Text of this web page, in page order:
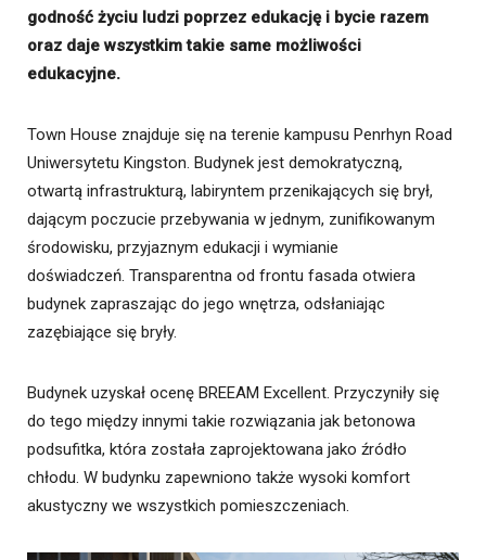
godność życiu ludzi poprzez edukację i bycie razem
oraz daje wszystkim takie same możliwości
edukacyjne.
Town House znajduje się na terenie kampusu Penrhyn Road
Uniwersytetu Kingston. Budynek jest demokratyczną,
otwartą infrastrukturą, labiryntem przenikających się brył,
dającym poczucie przebywania w jednym, zunifikowanym
środowisku, przyjaznym edukacji i wymianie
doświadczeń. Transparentna od frontu fasada otwiera
budynek zapraszając do jego wnętrza, odsłaniając
zazębiające się bryły.
Budynek uzyskał ocenę BREEAM Excellent. Przyczyniły się
do tego między innymi takie rozwiązania jak betonowa
podsufitka, która została zaprojektowana jako źródło
chłodu. W budynku zapewniono także wysoki komfort
akustyczny we wszystkich pomieszczeniach.